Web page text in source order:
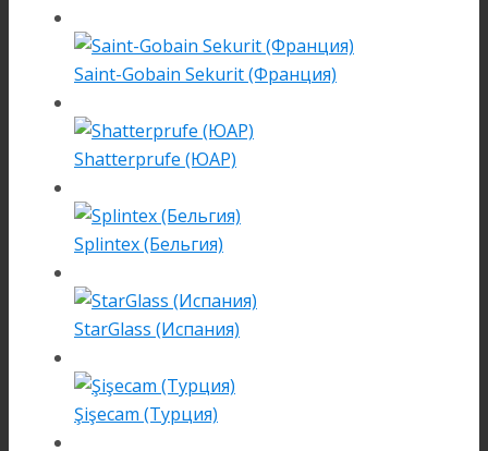
Saint-Gobain Sekurit (Франция)
Shatterprufe (ЮАР)
Splintex (Бельгия)
StarGlass (Испания)
Şişecam (Турция)